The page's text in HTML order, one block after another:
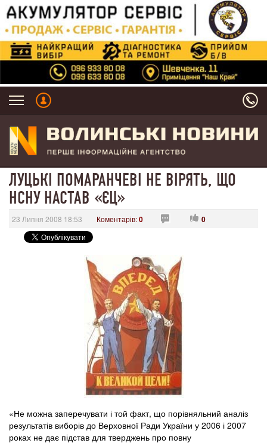
ЛУЦЬКІ ПОМАРАНЧЕВІ НЕ ВІРЯТЬ, ЩО
НСНУ НАСТАВ «ЄЦ»
23 Липня 2008 18:53 Коментарів:0 0
«Не можна заперечувати і той факт, що порівняльний аналіз
результатів виборів до Верховної Ради України у 2006 і 2007
роках не дає підстав для тверджень про повну